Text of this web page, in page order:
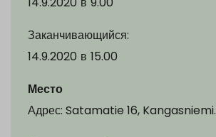
Заканчивающийся:
14.9.2020 в 15.00
Место
Адрес: Satamatie 16, Kangasniemi.